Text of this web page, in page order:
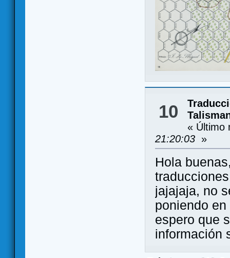
10
« Último
21:20:03 »
Hola
jajajaja, no
poniendo
espero que
información